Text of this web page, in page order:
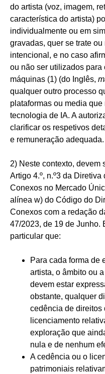
do artista (voz, imagem,
característica do artista)
individualmente ou em
gravadas, quer se trate
intencional, e no caso
ou não ser utilizados
máquinas (1) (do Inglês,
qualquer outro processo
plataformas ou media
tecnologia de IA. A
clarificar os respetivos
e remuneração adequada.
2) Neste contexto, devem
Artigo 4.º, n.º3 da
Conexos no Mercado
alínea w) do Código do
Conexos com a redação
47/2023, de 19 de Junho.
particular que:
Para cada forma de
artista, o âmbito ou
devem estar
obstante, qualquer
cedência de direitos
licenciamento
exploração que
nula e de nenhum
A cedência ou o
patrimoniais